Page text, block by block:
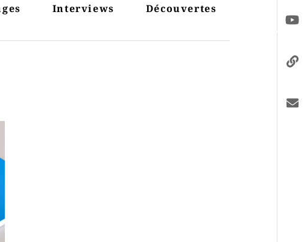
Interviews Découvertes